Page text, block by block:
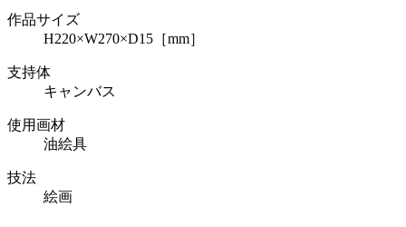
作品サイズ
H220×W270×D15［mm］
支持体
キャンバス
使用画材
油絵具
技法
絵画